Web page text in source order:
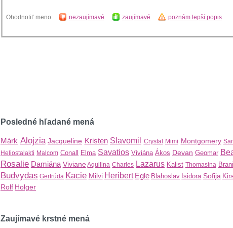
Ohodnotiť meno: nezaujímavé zaujímavé poznám lepší popis
Posledné hľadané mená
Márk Alojzia Jacqueline Kristen Slavomil Crystal Mimi Montgomery
Heliostalakti Malcom Conall Elma Savatios Viviána Ákos Devan Geomar
Rosalie Damiána Viviane Aquilina Charles Lazarus Kalist Thomasina
Budvydas Gertrúda Kacie Milvi Heribert Egle Blahoslav Isidora Sofija
Rolf Holger
Zaujímavé krstné mená